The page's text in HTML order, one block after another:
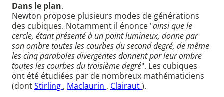
Dans le plan.
Newton propose plusieurs modes de générations
des cubiques. Notamment il énonce "ainsi que le
cercle, étant présenté à un point lumineux, donne par
son ombre toutes les courbes du second degré, de même
les cinq paraboles divergentes donnent par leur ombre
toutes les courbes du troisième degré". Les cubiques
ont été étudiées par de nombreux mathématiciens
(dontStirling , Maclaurin , Clairaut).